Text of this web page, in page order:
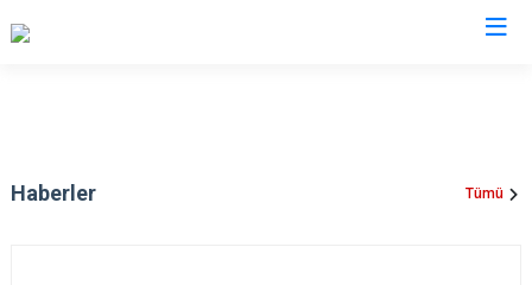
Haberler Tümü